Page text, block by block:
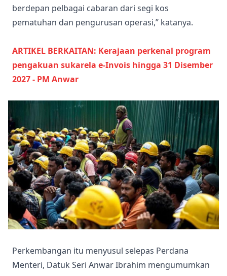
berdepan pelbagai cabaran dari segi kos
pematuhan dan pengurusan operasi,” katanya.
ARTIKEL BERKAITAN: Kerajaan perkenal program
pengakuan sukarela e-Invois hingga 31 Disember
2027 - PM Anwar
Perkembangan itu menyusul selepas Perdana
Menteri, Datuk Seri Anwar Ibrahim mengumumkan